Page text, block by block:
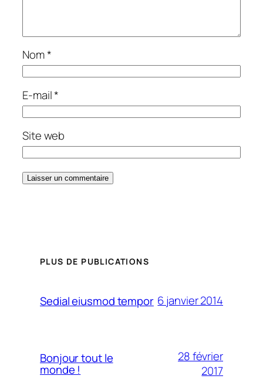
Nom*
E-mail*
Site web
PLUS DE PUBLICATIONS
Sedial eiusmod tempor 6 janvier 2014
Bonjour tout le
monde !
28 février
2017